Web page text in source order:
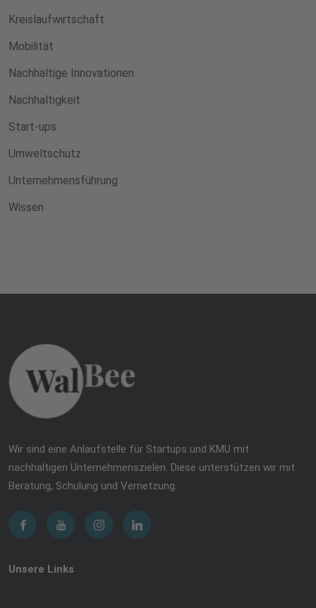
Kreislaufwirtschaft
Mobilität
Nachhaltige Innovationen
Nachhaltigkeit
Start-ups
Umweltschutz
Unternehmensführung
Wissen
Wir sind eine Anlaufstelle für Startups und KMU mit
nachhaltigen Unternehmenszielen. Diese unterstützen wir mit
Beratung, Schulung und Vernetzung.
Unsere Links